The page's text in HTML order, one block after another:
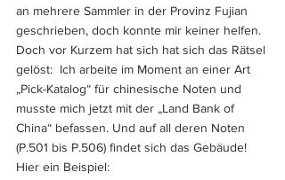
an mehrere Sammler in der Provinz Fujian
geschrieben, doch konnte mir keiner helfen.
Doch vor Kurzem hat sich hat sich das Rätsel
gelöst:  Ich arbeite im Moment an einer Art
„Pick-Katalog“ für chinesische Noten und
musste mich jetzt mit der „Land Bank of
China“ befassen. Und auf all deren Noten
(P.501 bis P.506) findet sich das Gebäude!
Hier ein Beispiel: